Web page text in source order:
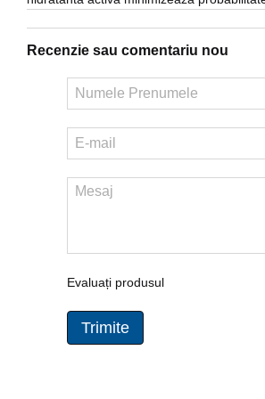
Recenzie sau comentariu nou
Evaluați produsul
Trimite